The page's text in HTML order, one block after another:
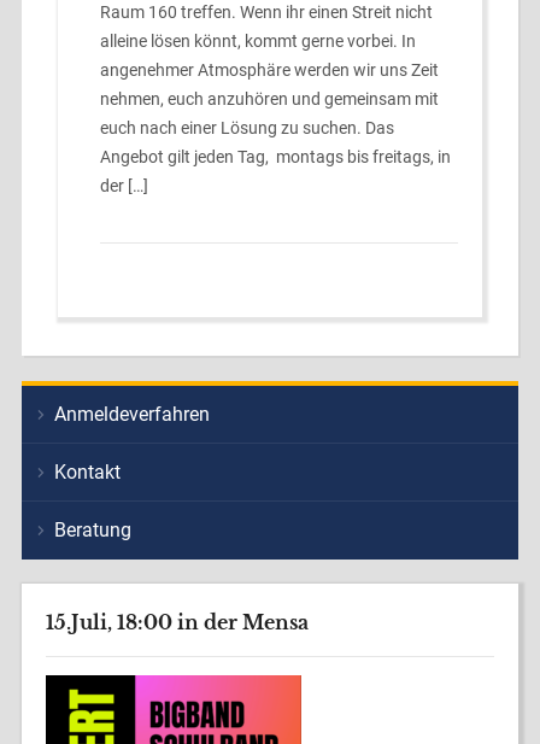
Raum 160 treffen. Wenn ihr einen Streit nicht
alleine lösen könnt, kommt gerne vorbei. In
angenehmer Atmosphäre werden wir uns Zeit
nehmen, euch anzuhören und gemeinsam mit
euch nach einer Lösung zu suchen. Das
Angebot gilt jeden Tag, montags bis freitags, in
der […]
Anmeldeverfahren
Kontakt
Beratung
15.Juli, 18:00 in der Mensa